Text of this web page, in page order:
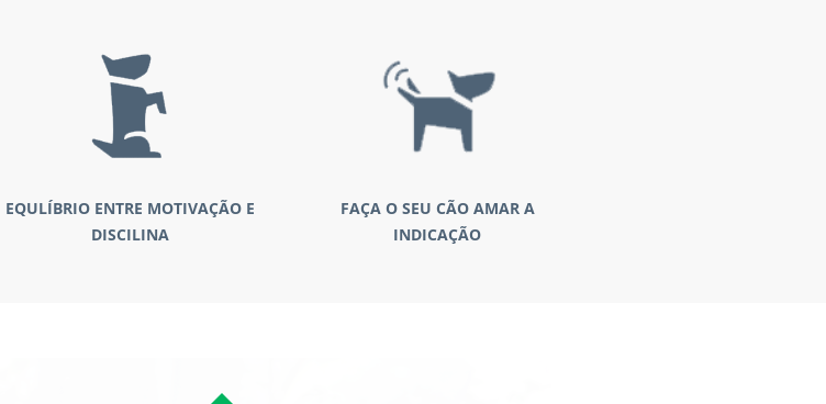
EQULÍBRIO ENTRE MOTIVAÇÃO E
DISCILINA
FAÇA O SEU CÃO AMAR A
INDICAÇÃO